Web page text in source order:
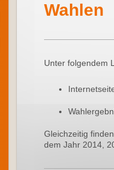
Wahlen
Unter folgendem
Gleichzeitig
dem Jahr 2014,